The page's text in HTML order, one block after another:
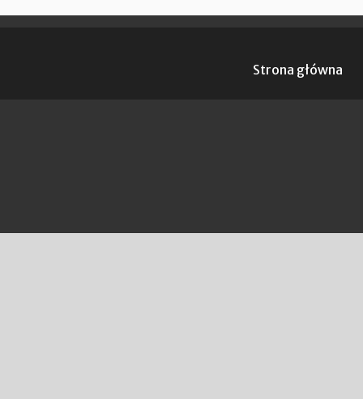
Strona główna